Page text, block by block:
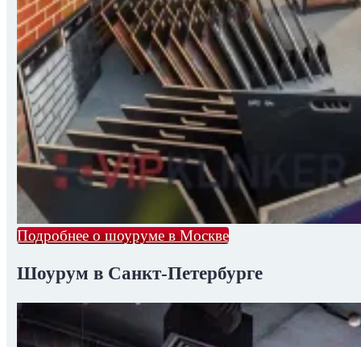
Подробнее о шоуруме в Москве
Шоурум в Санкт-Петербурге